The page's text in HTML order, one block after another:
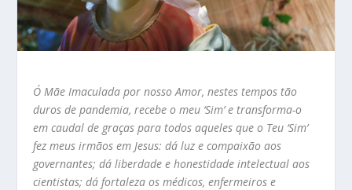
Ó Mãe Imaculada por nosso Amor, nestes tempos tão
duros de pandemia, recebe o meu ‘Sim’ e transforma-o
em caudal de graças para todos aqueles que o Teu ‘Sim’
fez meus irmãos em Jesus: dá luz e compaixão aos
governantes; dá liberdade e honestidade intelectual aos
cientistas; dá fortaleza os médicos, enfermeiros e